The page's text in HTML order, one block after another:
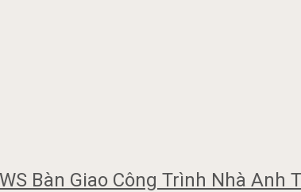
Bàn Giao Công Trình Nhà Anh